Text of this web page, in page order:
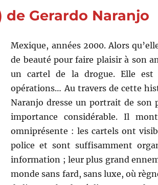
Forman
de Gerardo Naranjo
Mexique, années 2000. Alors
de beauté pour faire plaisir à son
un cartel de la drogue. Elle est
opérations… Au travers de cette
Naranjo dresse un portrait de son
importance considérable. Il
omniprésente : les cartels ont
police et sont suffisamment
information ; leur plus grand
monde sans fard, sans luxe, où